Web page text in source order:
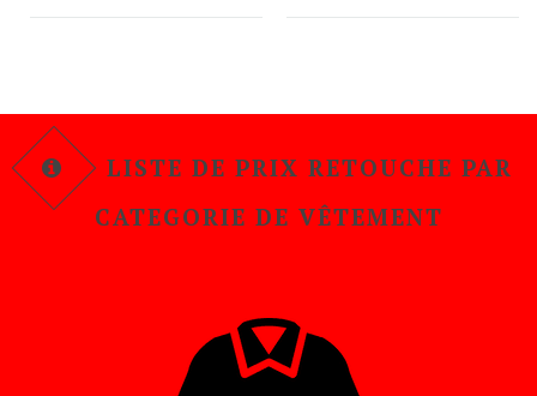
LISTE DE PRIX RETOUCHE PAR
CATEGORIE DE VÊTEMENT